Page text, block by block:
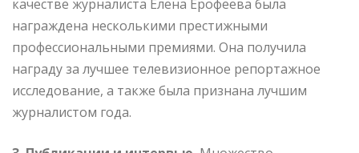
качестве журналиста Елена Ерофеева была
награждена несколькими престижными
профессиональными премиями. Она получила
награду за лучшее телевизионное репортажное
исследование, а также была признана лучшим
журналистом года.